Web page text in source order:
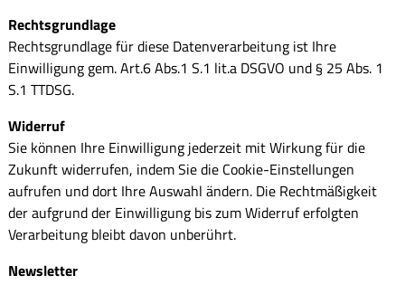
Rechtsgrundlage
Rechtsgrundlage für diese Datenverarbeitung ist Ihre
Einwilligung gem. Art.6 Abs.1 S.1 lit.a DSGVO und § 25 Abs. 1
S.1 TTDSG.
Widerruf
Sie können Ihre Einwilligung jederzeit mit Wirkung für die
Zukunft widerrufen, indem Sie die Cookie-Einstellungen
aufrufen und dort Ihre Auswahl ändern. Die Rechtmäßigkeit
der aufgrund der Einwilligung bis zum Widerruf erfolgten
Verarbeitung bleibt davon unberührt.
Newsletter